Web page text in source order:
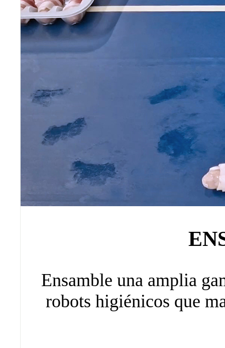
Ensamble una amplia
robots higiénicos que